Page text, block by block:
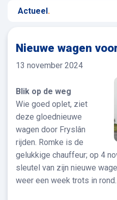
Actueel.
Nieuwe wagen
13 november 2024
Blik op de weg
Wie goed oplet, ziet
deze gloednieuwe
wagen door Fryslân
rijden. Romke is de
gelukkige chauffeur; op 4
sleutel van zijn nieuwe
weer een week trots in rond.